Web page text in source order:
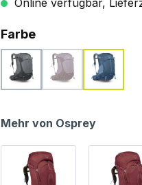
Online verfügbar,
Farbeauswählen
medium graypurple dusk
(Diese Option ist
sevres
Mehr von Osprey